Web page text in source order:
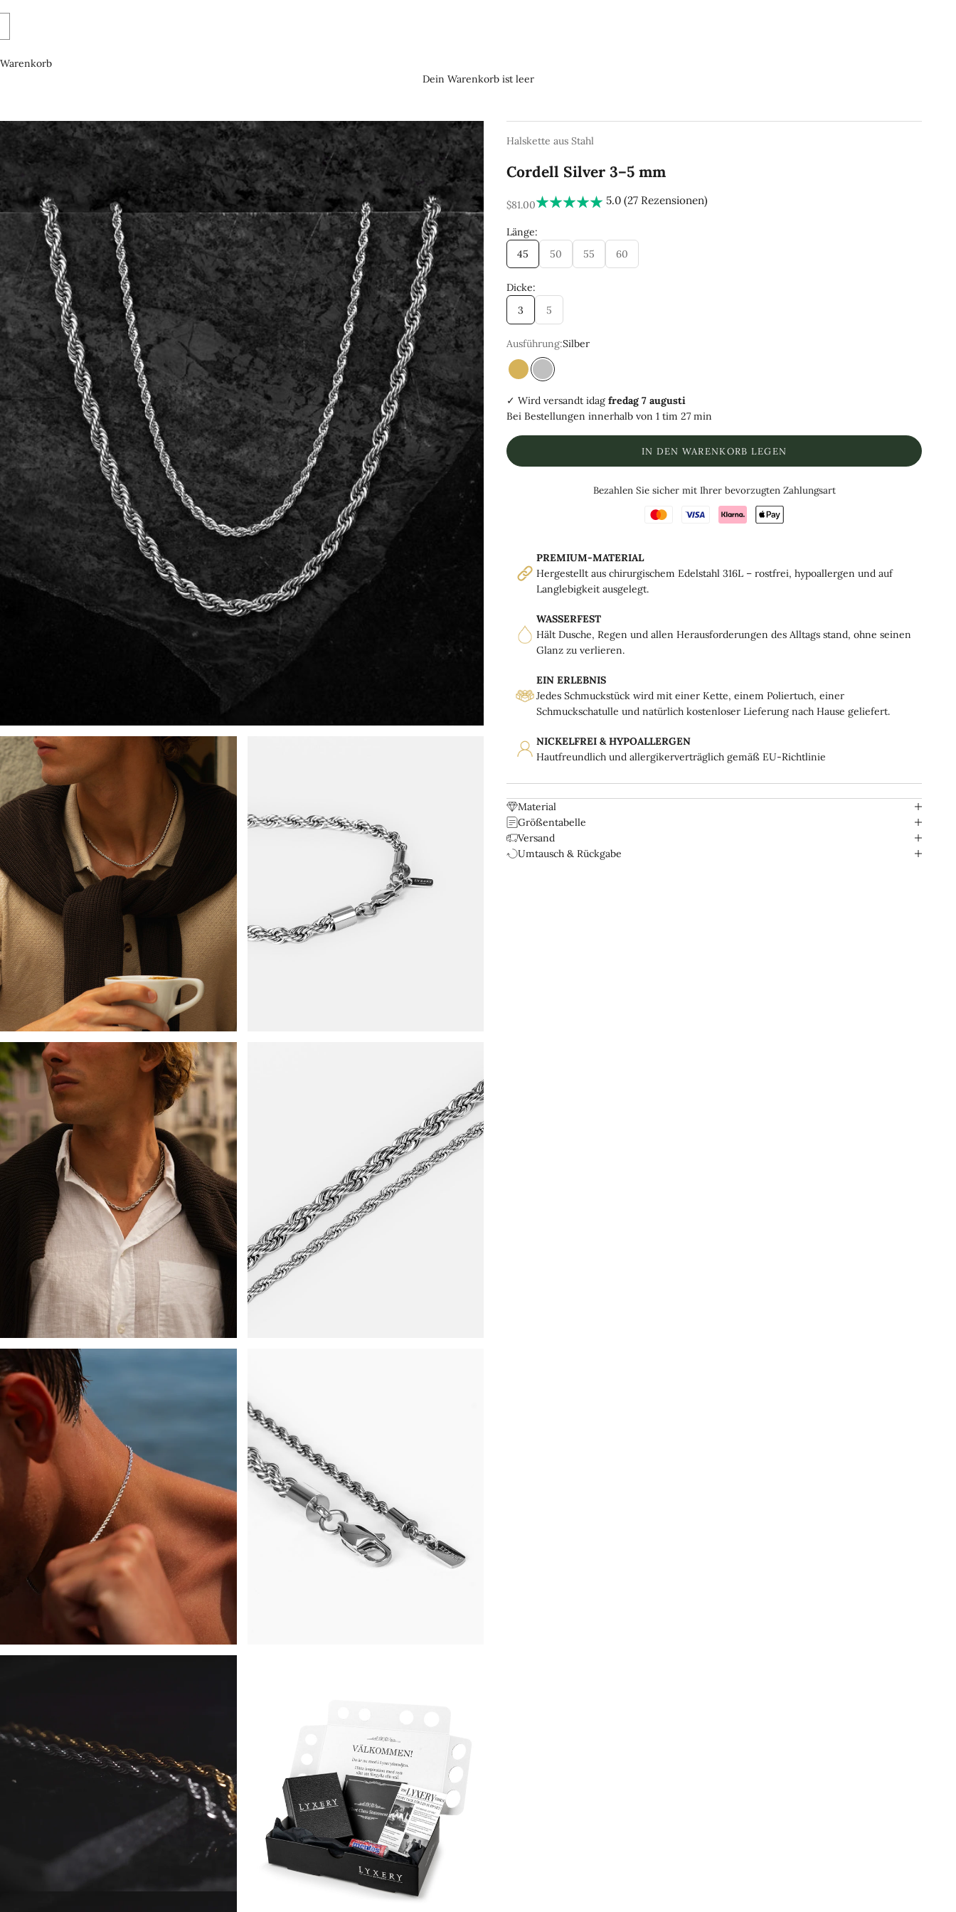
Warenkorb
Dein Warenkorb ist leer
Halskette aus Stahl
Cordell Silver 3–5 mm
REA-pris
$81.00 5.0 (27 Rezensionen)
Länge:
45
50 55 60
Dicke:
3
5
Ausführung:Silber
GuldSilver
✓ Wird versandt idag fredag 7 augusti
Bei Bestellungen innerhalb von 1 tim 27 min
IN DEN WARENKORB LEGEN
Bezahlen Sie sicher mit Ihrer bevorzugten Zahlungsart
PREMIUM-MATERIAL
Hergestellt aus chirurgischem Edelstahl 316L – rostfrei, hypoallergen und auf
Langlebigkeit ausgelegt.
WASSERFEST
Hält Dusche, Regen und allen Herausforderungen des Alltags stand, ohne seinen
Glanz zu verlieren.
EIN ERLEBNIS
Jedes Schmuckstück wird mit einer Kette, einem Poliertuch, einer
Schmuckschatulle und natürlich kostenloser Lieferung nach Hause geliefert.
NICKELFREI & HYPOALLERGEN
Hautfreundlich und allergikerverträglich gemäß EU-Richtlinie
Material
Größentabelle
Versand
Umtausch & Rückgabe